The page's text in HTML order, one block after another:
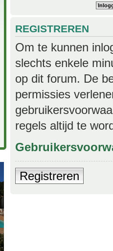
REGISTREREN
Om te kunnen
slechts enkele
op dit forum. De
permissies
regels altijd te
Registreren